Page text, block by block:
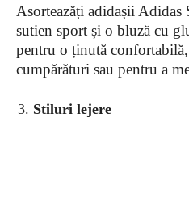
Asorteazăți adidașii Adidas
sutien sport și o bluză cu
pentru o ținută
cumpărături sau pentru a
Stiluri lejere